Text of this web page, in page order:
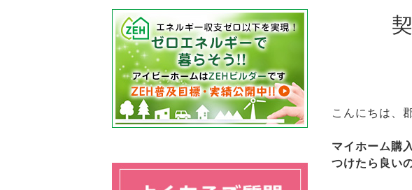
こんにちは、
マイホーム購
つけたら良い